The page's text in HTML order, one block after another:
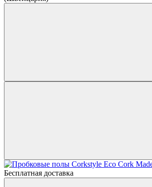
Бесплатная доставка